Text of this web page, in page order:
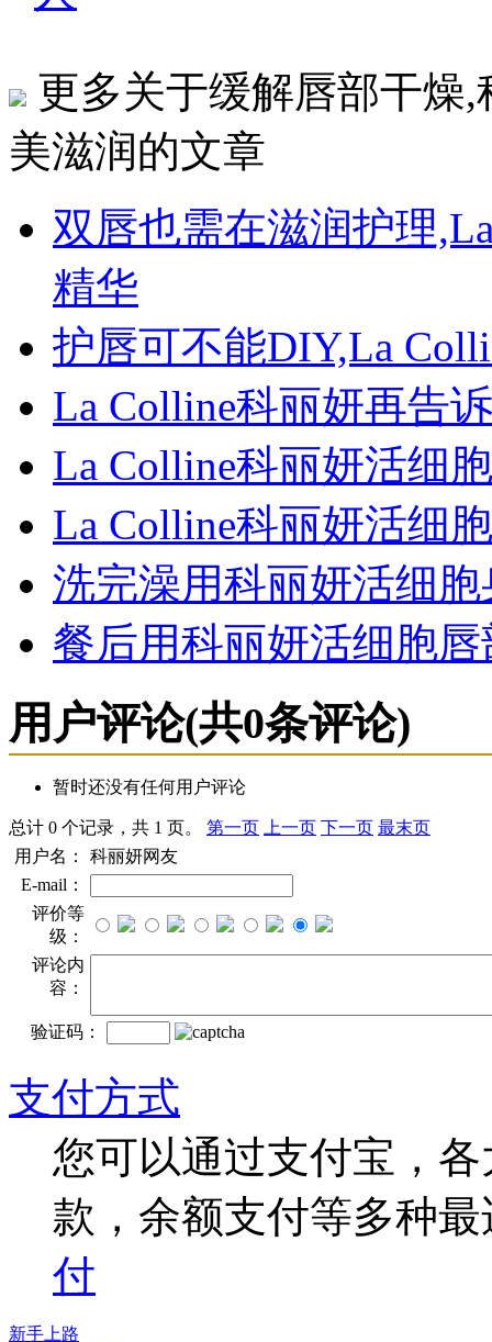
更多关于缓解唇部干燥
美滋润的文章
双唇也需在滋润护理
精华
护唇可不能DIY,La
La Colline科丽妍再告
La Colline科丽妍活细
La Colline科丽妍活细
洗完澡用科丽妍活细
餐后用科丽妍活细胞
用户评论(共0条评论)
暂时还没有任何用户评论
总计 0 个记录，共 1 页。 第一页 上一页 下一页 最末页
用户名：
科丽妍网友
E-mail：
评价等
级：
评论内
容：
验证码：
支付方式
您可以通过支付宝，
款，余额支付等多种
付
新手上路